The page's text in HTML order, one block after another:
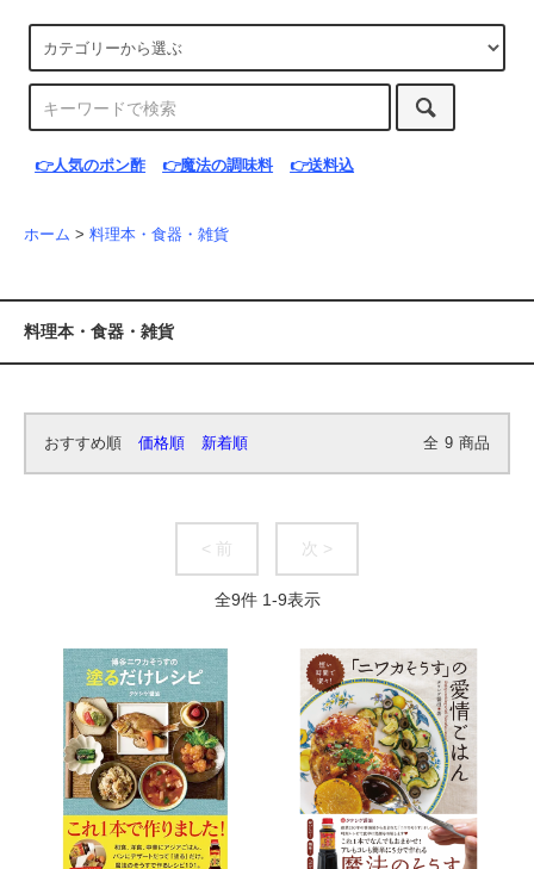
👉人気のポン酢 👉魔法の調味料 👉送料込
ホーム > 料理本・食器・雑貨
料理本・食器・雑貨
おすすめ順 価格順 新着順 全 9 商品
< 前 次 >
全9件 1-9表示